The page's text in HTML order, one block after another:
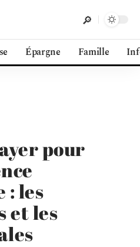
Épargne Famille
pour
: les
et les